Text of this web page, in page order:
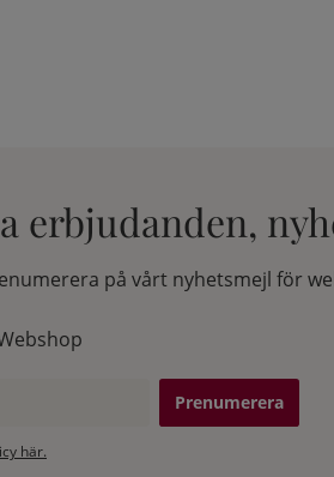
erbjudanden,
på vårt nyhetsmejl för
vill prenumerera på:
här.